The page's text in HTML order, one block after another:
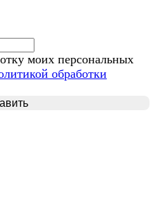
моих персональных
обработки